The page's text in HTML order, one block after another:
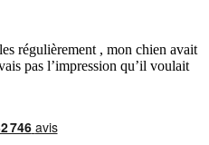
régulièrement , mon chien avait
pas l’impression qu’il voulait